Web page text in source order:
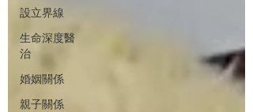
設立界線
生命深度醫
治
婚姻關係
親子關係